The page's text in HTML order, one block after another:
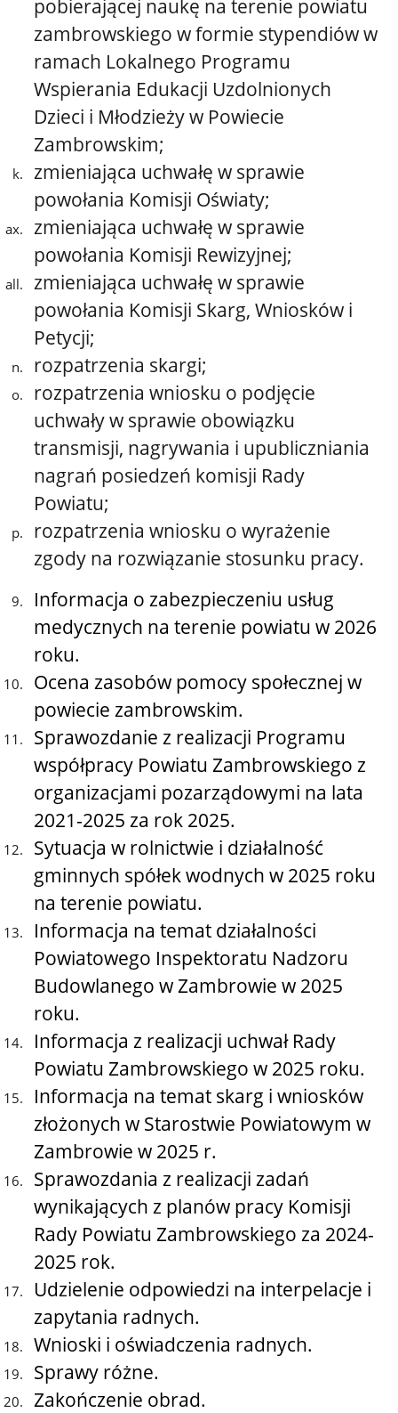
pobierającej naukę na terenie powiatu
zambrowskiego w formie stypendiów w
ramach Lokalnego Programu
Wspierania Edukacji Uzdolnionych
Dzieci i Młodzieży w Powiecie
Zambrowskim;
zmieniająca uchwałę w sprawie
powołania Komisji Oświaty;
zmieniająca uchwałę w sprawie
powołania Komisji Rewizyjnej;
zmieniająca uchwałę w sprawie
powołania Komisji Skarg, Wniosków i
Petycji;
rozpatrzenia skargi;
rozpatrzenia wniosku o podjęcie
uchwały w sprawie obowiązku
transmisji, nagrywania i upubliczniania
nagrań posiedzeń komisji Rady
Powiatu;
rozpatrzenia wniosku o wyrażenie
zgody na rozwiązanie stosunku pracy.
Informacja o zabezpieczeniu usług
medycznych na terenie powiatu w 2026
roku.
Ocena zasobów pomocy społecznej w
powiecie zambrowskim.
Sprawozdanie z realizacji Programu
współpracy Powiatu Zambrowskiego z
organizacjami pozarządowymi na lata
2021-2025 za rok 2025.
Sytuacja w rolnictwie i działalność
gminnych spółek wodnych w 2025 roku
na terenie powiatu.
Informacja na temat działalności
Powiatowego Inspektoratu Nadzoru
Budowlanego w Zambrowie w 2025
roku.
Informacja z realizacji uchwał Rady
Powiatu Zambrowskiego w 2025 roku.
Informacja na temat skarg i wniosków
złożonych w Starostwie Powiatowym w
Zambrowie w 2025 r.
Sprawozdania z realizacji zadań
wynikających z planów pracy Komisji
Rady Powiatu Zambrowskiego za 2024-
2025 rok.
Udzielenie odpowiedzi na interpelacje i
zapytania radnych.
Wnioski i oświadczenia radnych.
Sprawy różne.
Zakończenie obrad.